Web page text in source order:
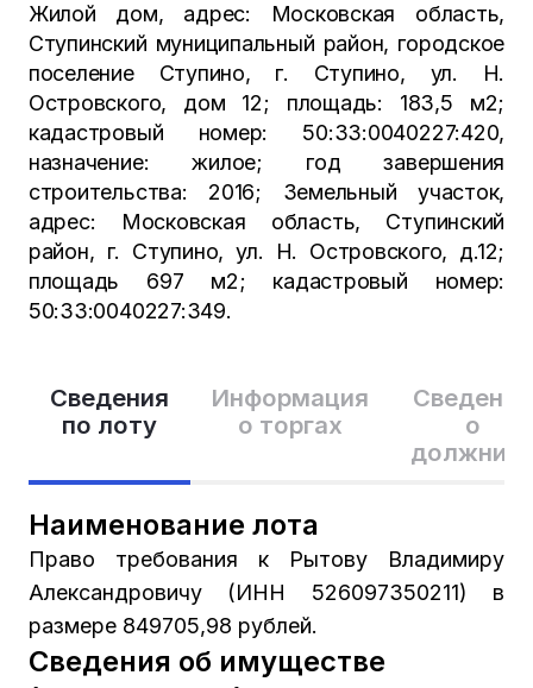
Сведения
по лоту
Информация
о торгах
Сведения
о
Наименование лота
Право требования к Рытову Владимиру
Александровичу (ИНН 526097350211) в
размере 849705,98 рублей.
Сведения об имуществе
Жилой дом, адрес: Московская область,
Ступинский муниципальный район, городское
поселение Ступино, г. Ступино, ул. Н.
Островского, дом 12; площадь: 183,5 м2;
кадастровый номер: 50:33:0040227:420,
назначение: жилое; год завершения
строительства: 2016; Земельный участок,
адрес: Московская область, Ступинский
район, г. Ступино, ул. Н. Островского, д.12;
площадь 697 м2; кадастровый номер:
50:33:0040227:349.